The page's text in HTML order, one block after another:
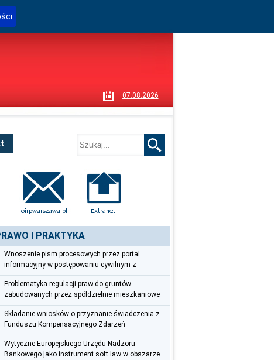
07.08.2026
I PRAKTYKA
Wnoszenie pism procesowych przez portal
informacyjny w postępowaniu cywilnym z
perspektywy radcy prawnego
Problematyka regulacji praw do gruntów
zabudowanych przez spółdzielnie mieszkaniowe
Składanie wniosków o przyznanie świadczenia z
Funduszu Kompensacyjnego Zdarzeń
Medycznych – uwagi praktyczne
Wytyczne Europejskiego Urzędu Nadzoru
Bankowego jako instrument soft law w obszarze